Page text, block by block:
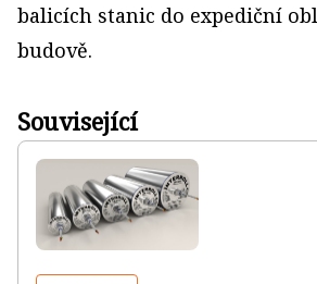
balicích stanic do expediční
budově.
Související